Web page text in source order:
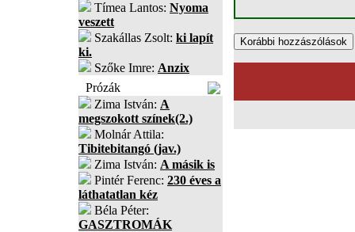
Tímea Lantos: Nyoma
veszett
Szakállas Zsolt: ki lapít
ki.
Szőke Imre: Anzix
Prózák
Zima István: A
megszokott színek(2.)
Molnár Attila:
Tibitebitangó (jav.)
Zima István: A másik is
Pintér Ferenc: 230 éves a
láthatatlan kéz
Béla Péter:
GASZTROMÁK